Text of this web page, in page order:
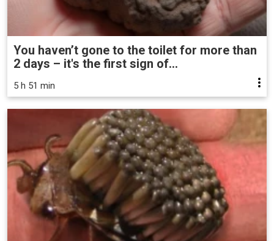
You haven’t gone to the toilet for more than
2 days – it's the first sign of...
5 h 51 min